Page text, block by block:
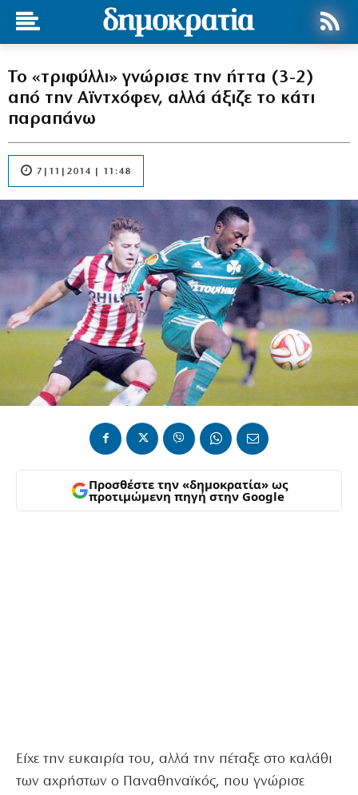
Το «τριφύλλι» γνώρισε την ήττα (3-2)
από την Αϊντχόφεν, αλλά άξιζε το κάτι
παραπάνω
7|11|2014 | 11:48
Προσθέστε την «δημοκρατία» ως
προτιμώμενη πηγή στην Google
Είχε την ευκαιρία του, αλλά την πέταξε στο καλάθι
των αχρήστων ο Παναθηναϊκός, που γνώρισε